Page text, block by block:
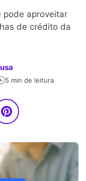
pode aproveitar
de crédito da
5 min de leitura